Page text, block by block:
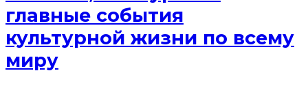
главные события
культурной жизни по всему
миру